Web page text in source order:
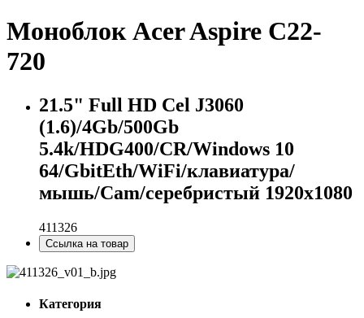
Моноблок Acer Aspire C22-
720
21.5" Full HD Cel J3060
(1.6)/4Gb/500Gb
5.4k/HDG400/CR/Windows 10
64/GbitEth/WiFi/клавиатура/
мышь/Cam/серебристый 1920x1080
411326
Ссылка на товар
Категория